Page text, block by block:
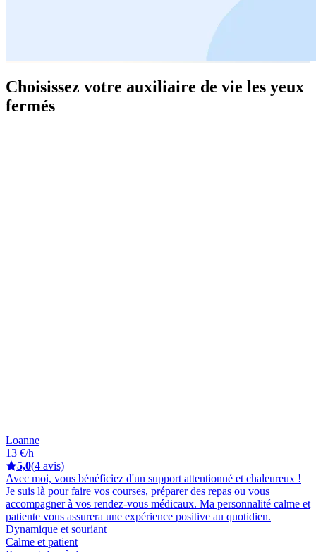
Choisissez votre auxiliaire de vie les yeux
fermés
Loanne
13 €/h
5,0(4 avis)
Avec moi, vous bénéficiez d'un support attentionné et chaleureux !
Je suis là pour faire vos courses, préparer des repas ou vous
accompagner à vos rendez-vous médicaux. Ma personnalité calme et
patiente vous assurera une expérience positive au quotidien.
Dynamique et souriant
Calme et patient